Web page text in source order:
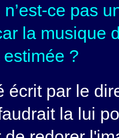
n’est-ce pas
la musique
?
écrit par le
la lui